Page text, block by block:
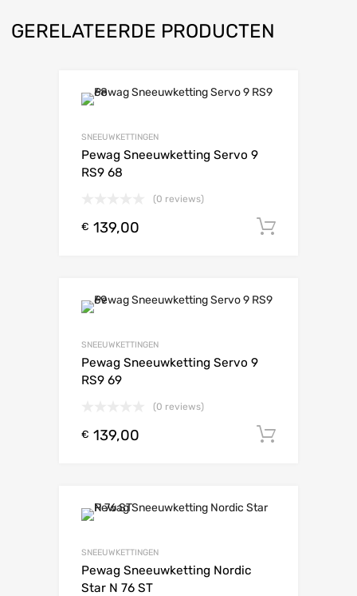
GERELATEERDE PRODUCTEN
SNEEUWKETTINGEN
Pewag Sneeuwketting Servo 9
RS9 68
(0 reviews)
€ 139,00
SNEEUWKETTINGEN
Pewag Sneeuwketting Servo 9
RS9 69
(0 reviews)
€ 139,00
SNEEUWKETTINGEN
Pewag Sneeuwketting Nordic
Star N 76 ST